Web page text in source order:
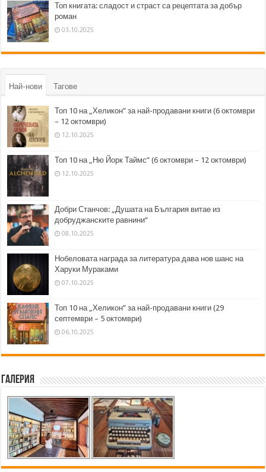
Топ книгата: сладост и страст са рецептата за добър
роман
03.10.2025
Най-нови Тагове
Топ 10 на „Хеликон” за най-продавани книги (6 октомври
– 12 октомври)
12.10.2025
Топ 10 на „Ню Йорк Таймс” (6 октомври – 12 октомври)
12.10.2025
Добри Станчов: „Душата на България витае из
добруджанските равнини“
08.10.2025
Нобеловата награда за литература дава нов шанс на
Харуки Мураками
07.10.2025
Топ 10 на „Хеликон” за най-продавани книги (29
септември – 5 октомври)
06.10.2025
Галерия